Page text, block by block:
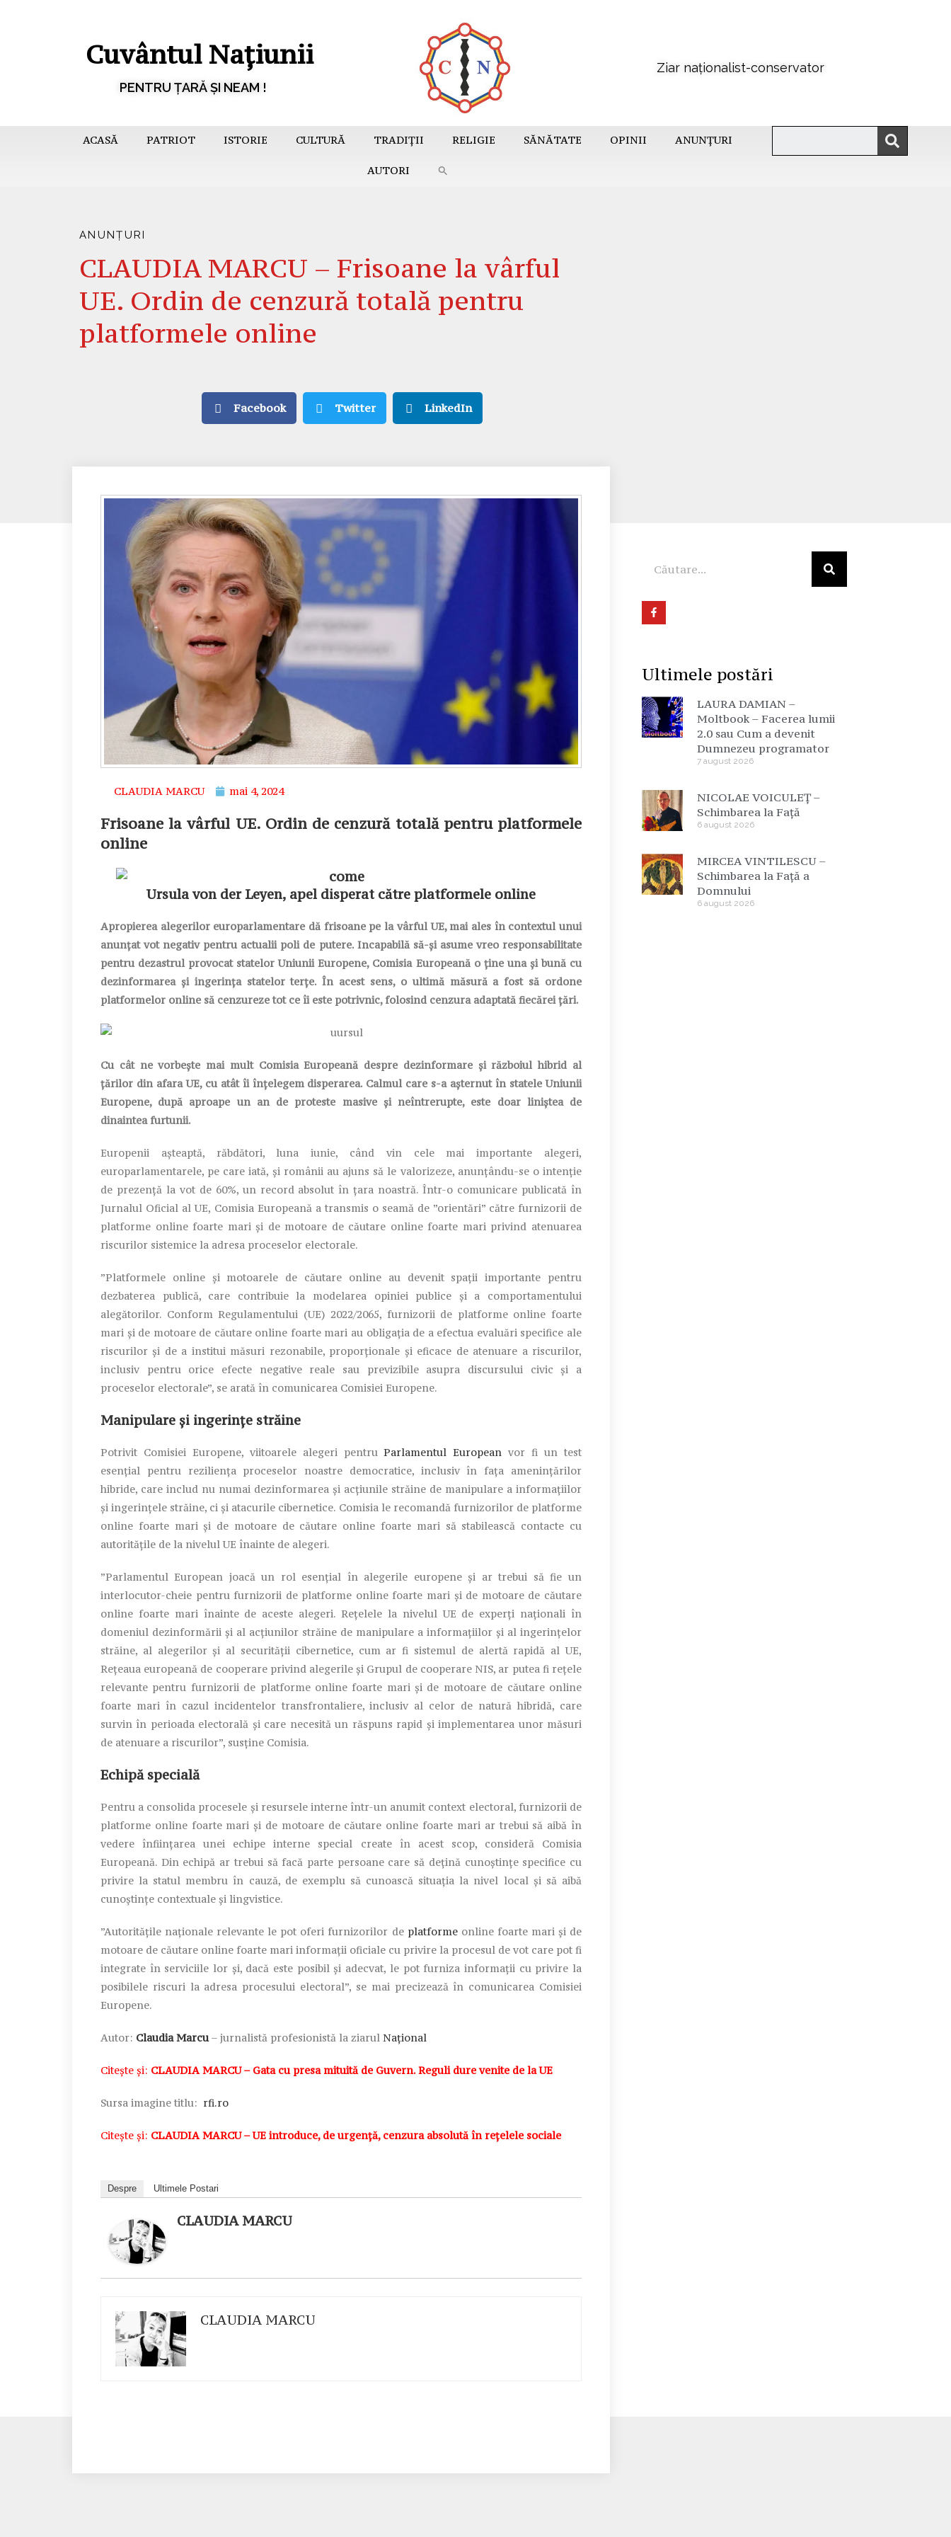
Cuvântul Națiunii
PENTRU ȚARĂ ȘI NEAM !
Ziar naționalist-conservator
ACASĂ PATRIOT ISTORIE CULTURĂ TRADIȚII RELIGIE SĂNĂTATE OPINII ANUNȚURI
AUTORI
ANUNȚURI
CLAUDIA MARCU – Frisoane la vârful
UE. Ordin de cenzură totală pentru
platformele online
Facebook Twitter LinkedIn
CLAUDIA MARCU mai 4, 2024
Frisoane la vârful UE. Ordin de cenzură totală pentru platformele
online
Ursula von der Leyen, apel disperat către platformele online
Apropierea alegerilor europarlamentare dă frisoane pe la vârful UE, mai ales în contextul unui
anunțat vot negativ pentru actualii poli de putere. Incapabilă să-și asume vreo responsabilitate
pentru dezastrul provocat statelor Uniunii Europene, Comisia Europeană o ține una și bună cu
dezinformarea și ingerința statelor terțe. În acest sens, o ultimă măsură a fost să ordone
platformelor online să cenzureze tot ce îi este potrivnic, folosind cenzura adaptată fiecărei țări.
Cu cât ne vorbește mai mult Comisia Europeană despre dezinformare și războiul hibrid al
țărilor din afara UE, cu atât îi înțelegem disperarea. Calmul care s-a așternut în statele Uniunii
Europene, după aproape un an de proteste masive și neîntrerupte, este doar liniștea de
dinaintea furtunii.
Europenii așteaptă, răbdători, luna iunie, când vin cele mai importante alegeri,
europarlamentarele, pe care iată, și românii au ajuns să le valorizeze, anunțându-se o intenție
de prezență la vot de 60%, un record absolut în țara noastră. Într-o comunicare publicată în
Jurnalul Oficial al UE, Comisia Europeană a transmis o seamă de ”orientări” către furnizorii de
platforme online foarte mari și de motoare de căutare online foarte mari privind atenuarea
riscurilor sistemice la adresa proceselor electorale.
”Platformele online și motoarele de căutare online au devenit spații importante pentru
dezbaterea publică, care contribuie la modelarea opiniei publice și a comportamentului
alegătorilor. Conform Regulamentului (UE) 2022/2065, furnizorii de platforme online foarte
mari și de motoare de căutare online foarte mari au obligația de a efectua evaluări specifice ale
riscurilor și de a institui măsuri rezonabile, proporționale și eficace de atenuare a riscurilor,
inclusiv pentru orice efecte negative reale sau previzibile asupra discursului civic și a
proceselor electorale”, se arată în comunicarea Comisiei Europene.
Manipulare și ingerințe străine
Potrivit Comisiei Europene, viitoarele alegeri pentruParlamentul European vor fi un test
esențial pentru reziliența proceselor noastre democratice, inclusiv în fața amenințărilor
hibride, care includ nu numai dezinformarea și acțiunile străine de manipulare a informațiilor
și ingerințele străine, ci și atacurile cibernetice. Comisia le recomandă furnizorilor de platforme
online foarte mari și de motoare de căutare online foarte mari să stabilească contacte cu
autoritățile de la nivelul UE înainte de alegeri.
”Parlamentul European joacă un rol esențial în alegerile europene și ar trebui să fie un
interlocutor-cheie pentru furnizorii de platforme online foarte mari și de motoare de căutare
online foarte mari înainte de aceste alegeri. Rețelele la nivelul UE de experți naționali în
domeniul dezinformării și al acțiunilor străine de manipulare a informațiilor și al ingerințelor
străine, al alegerilor și al securității cibernetice, cum ar fi sistemul de alertă rapidă al UE,
Rețeaua europeană de cooperare privind alegerile și Grupul de cooperare NIS, ar putea fi rețele
relevante pentru furnizorii de platforme online foarte mari și de motoare de căutare online
foarte mari în cazul incidentelor transfrontaliere, inclusiv al celor de natură hibridă, care
survin în perioada electorală și care necesită un răspuns rapid și implementarea unor măsuri
de atenuare a riscurilor”, susține Comisia.
Echipă specială
Pentru a consolida procesele și resursele interne într-un anumit context electoral, furnizorii de
platforme online foarte mari și de motoare de căutare online foarte mari ar trebui să aibă în
vedere înființarea unei echipe interne special create în acest scop, consideră Comisia
Europeană. Din echipă ar trebui să facă parte persoane care să dețină cunoștințe specifice cu
privire la statul membru în cauză, de exemplu să cunoască situația la nivel local și să aibă
cunoștințe contextuale și lingvistice.
”Autoritățile naționale relevante le pot oferi furnizorilor de platformeonline foarte mari și de
motoare de căutare online foarte mari informații oficiale cu privire la procesul de vot care pot fi
integrate în serviciile lor și, dacă este posibil și adecvat, le pot furniza informații cu privire la
posibilele riscuri la adresa procesului electoral”, se mai precizează în comunicarea Comisiei
Europene.
Autor: Claudia Marcu– jurnalistă profesionistă la ziarul Național
Citește și: CLAUDIA MARCU – Gata cu presa mituită de Guvern. Reguli dure venite de la UE
Sursa imagine titlu: rfi.ro
Citește și: CLAUDIA MARCU – UE introduce, de urgență, cenzura absolută în rețelele sociale
Despre Ultimele Postari
CLAUDIA MARCU
CLAUDIA MARCU
Ultimele postări
LAURA DAMIAN –
Moltbook – Facerea lumii
2.0 sau Cum a devenit
Dumnezeu programator
7 august 2026
NICOLAE VOICULEȚ –
Schimbarea la Față
6 august 2026
MIRCEA VINTILESCU –
Schimbarea la Față a
Domnului
6 august 2026